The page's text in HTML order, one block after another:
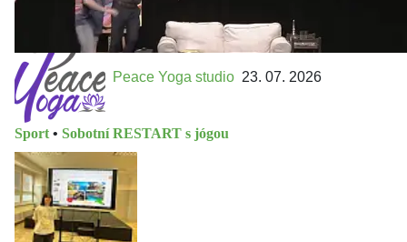
Peace Yoga studio 23. 07. 2026
Sport • Sobotní RESTART s jógou